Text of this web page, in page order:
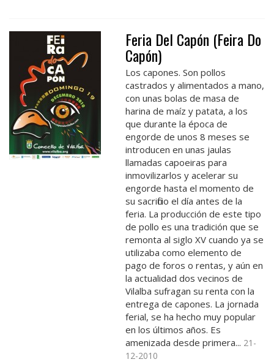
Feria Del Capón (Feira Do
Capón)
Los capones. Son pollos
castrados y alimentados a mano,
con unas bolas de masa de
harina de maíz y patata, a los
que durante la época de
engorde de unos 8 meses se
introducen en unas jaulas
llamadas capoeiras para
inmovilizarlos y acelerar su
engorde hasta el momento de
su sacrificio el día antes de la
feria. La producción de este tipo
de pollo es una tradición que se
remonta al siglo XV cuando ya se
utilizaba como elemento de
pago de foros o rentas, y aún en
la actualidad dos vecinos de
Vilalba sufragan su renta con la
entrega de capones. La jornada
ferial, se ha hecho muy popular
en los últimos años. Es
amenizada desde primera... 21-
12-2010